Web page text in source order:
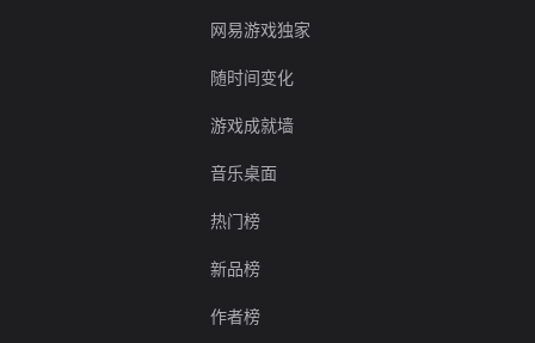
网易游戏独家
随时间变化
游戏成就墙
音乐桌面
热门榜
新品榜
作者榜